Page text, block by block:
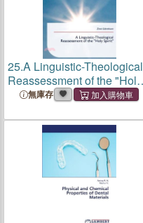
25.A Linguistic-Theological
Reassessment of the "Holy
Spirit"無庫存